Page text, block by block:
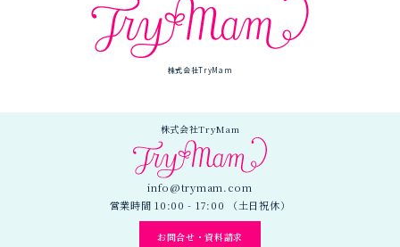
株式会社TryMam
株式会社TryMam
info@trymam.com
営業時間 10:00 - 17:00 （土日祝休）
お問合せ・資料請求